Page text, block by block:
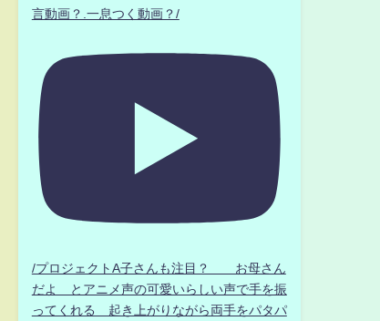
言動画？.一息つく動画？/
/プロジェクトA子さんも注目？ お母さん
だよ とアニメ声の可愛いらしい声で手を振
ってくれる 起き上がりながら両手をパタパ